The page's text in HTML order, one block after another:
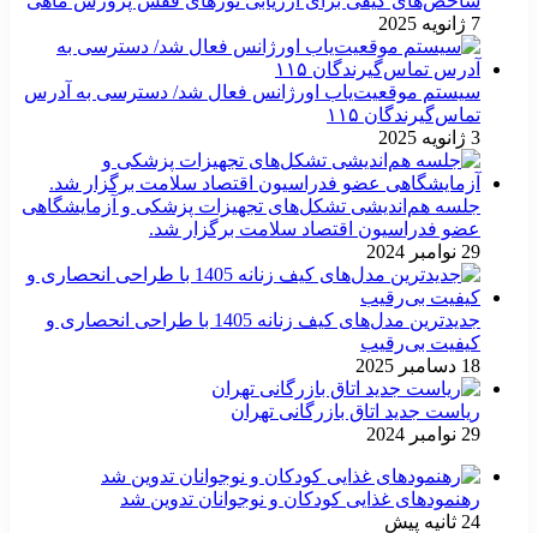
7 ژانویه 2025
سیستم موقعیت‌یاب اورژانس فعال شد/ دسترسی به آدرس
تماس‌گیرندگان ۱۱۵
3 ژانویه 2025
جلسه هم‌اندیشی تشکل‌های تجهیزات پزشکی و آزمایشگاهی
عضو فدراسیون اقتصاد سلامت برگزار شد.
29 نوامبر 2024
جدیدترین مدل‌های کیف زنانه 1405 با طراحی انحصاری و
کیفیت بی‌رقیب
18 دسامبر 2025
ریاست جدید اتاق بازرگانی تهران
29 نوامبر 2024
رهنمودهای غذایی کودکان و نوجوانان تدوین شد
24 ثانیه پیش